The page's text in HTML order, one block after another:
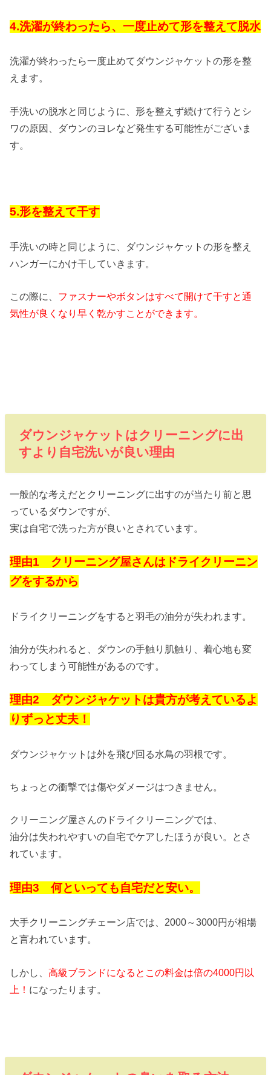
4.洗濯が終わったら、一度止めて形を整えて脱水
洗濯が終わったら一度止めてダウンジャケットの形を整
えます。
手洗いの脱水と同じように、形を整えず続けて行うとシ
ワの原因、ダウンのヨレなど発生する可能性がございま
す。
5.形を整えて干す
手洗いの時と同じように、ダウンジャケットの形を整え
ハンガーにかけ干していきます。
この際に、 ファスナーやボタンはすべて開けて干すと通
気性が良くなり早く乾かすことができます。
ダウンジャケットはクリーニングに出
すより自宅洗いが良い理由
一般的な考えだとクリーニングに出すのが当たり前と思
っているダウンですが、
実は自宅で洗った方が良いとされています。
理由1 クリーニング屋さんはドライクリーニン
グをするから
ドライクリーニングをすると羽毛の油分が失われます。
油分が失われると、ダウンの手触り肌触り、着心地も変
わってしまう可能性があるのです。
理由2 ダウンジャケットは貴方が考えているよ
りずっと丈夫！
ダウンジャケットは外を飛び回る水鳥の羽根です。
ちょっとの衝撃では傷やダメージはつきません。
クリーニング屋さんのドライクリーニングでは、
油分は失われやすいの自宅でケアしたほうが良い。とさ
れています。
理由3 何といっても自宅だと安い。
大手クリーニングチェーン店では、2000～3000円が相場
と言われています。
しかし、高級ブランドになるとこの料金は倍の4000円以
上！ になったります。